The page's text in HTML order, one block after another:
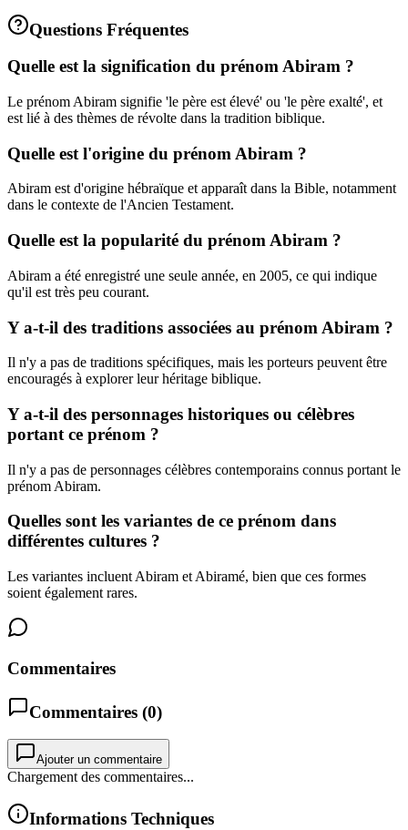
Questions Fréquentes
Quelle est la signification du prénom Abiram ?
Le prénom Abiram signifie 'le père est élevé' ou 'le père exalté', et
est lié à des thèmes de révolte dans la tradition biblique.
Quelle est l'origine du prénom Abiram ?
Abiram est d'origine hébraïque et apparaît dans la Bible, notamment
dans le contexte de l'Ancien Testament.
Quelle est la popularité du prénom Abiram ?
Abiram a été enregistré une seule année, en 2005, ce qui indique
qu'il est très peu courant.
Y a-t-il des traditions associées au prénom Abiram ?
Il n'y a pas de traditions spécifiques, mais les porteurs peuvent être
encouragés à explorer leur héritage biblique.
Y a-t-il des personnages historiques ou célèbres
portant ce prénom ?
Il n'y a pas de personnages célèbres contemporains connus portant le
prénom Abiram.
Quelles sont les variantes de ce prénom dans
différentes cultures ?
Les variantes incluent Abiram et Abiramé, bien que ces formes
soient également rares.
Commentaires
Commentaires (0)
Ajouter un commentaire
Chargement des commentaires...
Informations Techniques